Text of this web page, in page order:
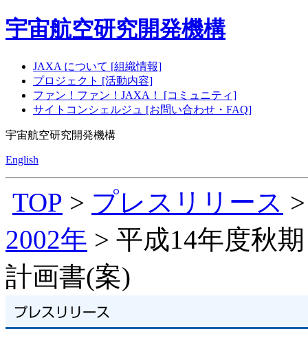
宇宙航空研究開発機構
JAXA について [組織情報]
プロジェクト [活動内容]
ファン！ファン！JAXA！ [コミュニティ]
サイトコンシェルジュ [お問い合わせ・FAQ]
宇宙航空研究開発機構
English
TOP > プレスリリース
2002年 > 平成14年度秋
計画書(案)